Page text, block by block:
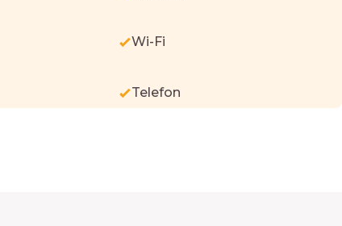
Wi-Fi
Telefon